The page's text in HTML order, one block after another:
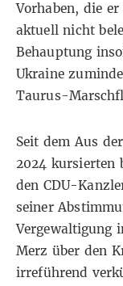
Vorhaben, die
aktuell nicht
Behauptung
Ukraine
Taurus-
Seit dem Aus
2024 kursierten
den CDU-
seiner
Vergewaltigung
Merz über den
irreführend